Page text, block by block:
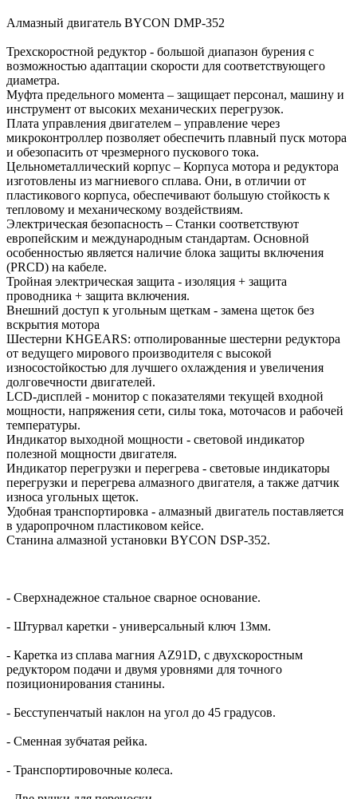
Алмазный двигатель BYCON DMP-352
Трехскоростной редуктор - большой диапазон бурения с
возможностью адаптации скорости для соответствующего
диаметра.
Муфта предельного момента – защищает персонал, машину и
инструмент от высоких механических перегрузок.
Плата управления двигателем – управление через
микроконтроллер позволяет обеспечить плавный пуск мотора
и обезопасить от чрезмерного пускового тока.
Цельнометаллический корпус – Корпуса мотора и редуктора
изготовлены из магниевого сплава. Они, в отличии от
пластикового корпуса, обеспечивают большую стойкость к
тепловому и механическому воздействиям.
Электрическая безопасность – Станки соответствуют
европейским и международным стандартам. Основной
особенностью является наличие блока защиты включения
(PRCD) на кабеле.
Тройная электрическая защита - изоляция + защита
проводника + защита включения.
Внешний доступ к угольным щеткам - замена щеток без
вскрытия мотора
Шестерни KHGEARS: отполированные шестерни редуктора
от ведущего мирового производителя с высокой
износостойкостью для лучшего охлаждения и увеличения
долговечности двигателей.
LCD-дисплей - монитор с показателями текущей входной
мощности, напряжения сети, силы тока, моточасов и рабочей
температуры.
Индикатор выходной мощности - световой индикатор
полезной мощности двигателя.
Индикатор перегрузки и перегрева - световые индикаторы
перегрузки и перегрева алмазного двигателя, а также датчик
износа угольных щеток.
Удобная транспортировка - алмазный двигатель поставляется
в ударопрочном пластиковом кейсе.
Станина алмазной установки BYCON DSP-352.
- Сверхнадежное стальное сварное основание.
- Штурвал каретки - универсальный ключ 13мм.
- Каретка из сплава магния AZ91D, с двухскоростным
редуктором подачи и двумя уровнями для точного
позиционирования станины.
- Бесступенчатый наклон на угол до 45 градусов.
- Сменная зубчатая рейка.
- Транспортировочные колеса.